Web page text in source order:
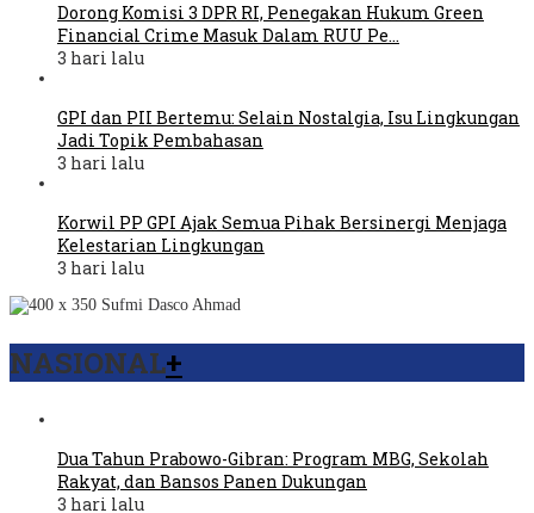
Dorong Komisi 3 DPR RI, Penegakan Hukum Green
Financial Crime Masuk Dalam RUU Pe…
3 hari lalu
GPI dan PII Bertemu: Selain Nostalgia, Isu Lingkungan
Jadi Topik Pembahasan
3 hari lalu
Korwil PP GPI Ajak Semua Pihak Bersinergi Menjaga
Kelestarian Lingkungan
3 hari lalu
NASIONAL+
Dua Tahun Prabowo-Gibran: Program MBG, Sekolah
Rakyat, dan Bansos Panen Dukungan
3 hari lalu